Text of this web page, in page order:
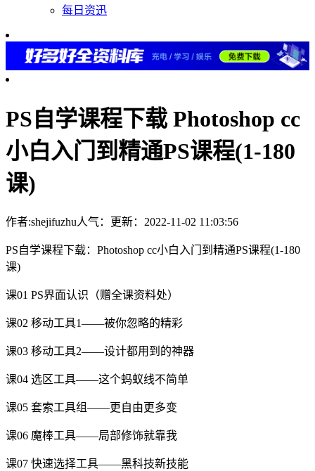
每日资迅
PS自学课程下载 Photoshop cc
小白入门到精通PS课程(1-180
课)
作者:shejifuzhu人气： 更新：2022-11-02 11:03:56
PS自学课程下载：Photoshop cc小白入门到精通PS课程(1-180
课)
课01 PS界面认识（赠全课资料处）
课02 移动工具1——被你忽略的精彩
课03 移动工具2——设计都用到的神器
课04 选区工具——这个蚂蚁线不简单
课05 套索工具组——更自由更多变
课06 魔棒工具——局部修饰就靠我
课07 快速选择工具——黑科技新技能